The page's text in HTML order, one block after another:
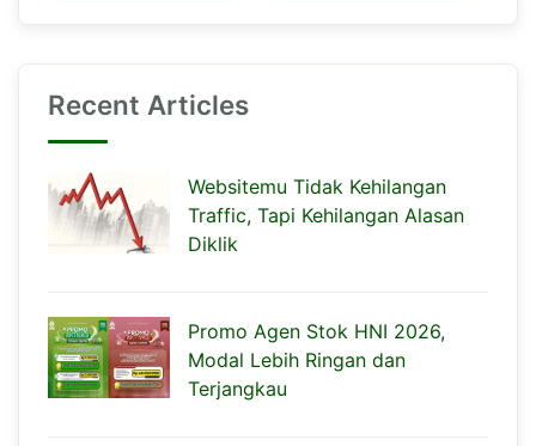
Recent Articles
Websitemu Tidak Kehilangan
Traffic, Tapi Kehilangan Alasan
Diklik
Promo Agen Stok HNI 2026,
Modal Lebih Ringan dan
Terjangkau